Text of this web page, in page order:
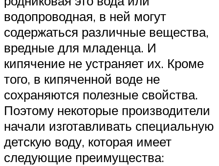
водопроводная, в ней могут
содержаться различные вещества,
вредные для младенца. И
кипячение не устраняет их. Кроме
того, в кипяченной воде не
сохраняются полезные свойства.
Поэтому некоторые производители
начали изготавливать специальную
детскую воду, которая имеет
следующие преимущества: